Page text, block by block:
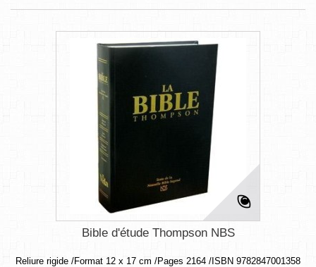
Bible d'étude Thompson NBS
Reliure rigide /Format 12 x 17 cm /Pages 2164 /ISBN 9782847001358